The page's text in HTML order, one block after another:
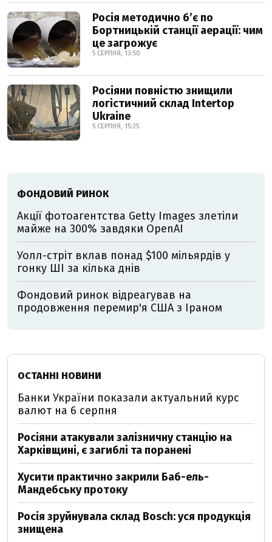
Росія методично б’є по
Бортницькій станції аерації: чим
це загрожує
5 СЕРПНЯ, 13:50
Росіяни повністю знищили
логістичний склад Intertop
Ukraine
5 СЕРПНЯ, 15:25
ФОНДОВИЙ РИНОК
Акції фотоагентства Getty Images злетіли
майже на 300% завдяки OpenAI
Уолл-стріт вклав понад $100 мільярдів у
гонку ШІ за кілька днів
Фондовий ринок відреагував на
продовження перемир'я США з Іраном
ОСТАННІ НОВИНИ
Банки України показали актуальний курс
валют на 6 серпня
Росіяни атакували залізничну станцію на
Харківщині, є загиблі та поранені
Хусити практично закрили Баб-ель-
Мандебську протоку
Росія зруйнувала склад Bosch: уся продукція
знищена